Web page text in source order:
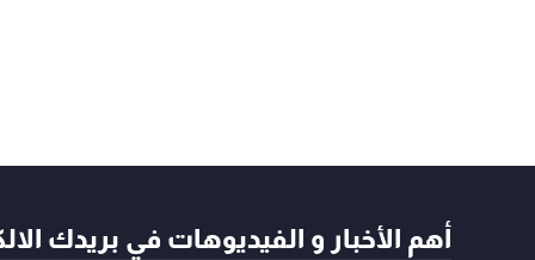
أهم الأخبار و الفيديوهات في بريدك